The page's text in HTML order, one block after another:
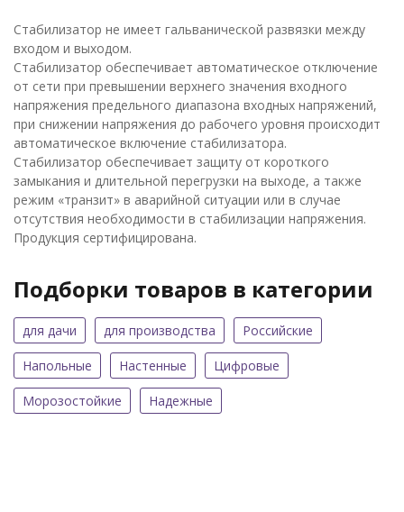
Стабилизатор не имеет гальванической развязки между
входом и выходом.
Стабилизатор обеспечивает автоматическое отключение
от сети при превышении верхнего значения входного
напряжения предельного диапазона входных напряжений,
при снижении напряжения до рабочего уровня происходит
автоматическое включение стабилизатора.
Стабилизатор обеспечивает защиту от короткого
замыкания и длительной перегрузки на выходе, а также
режим «транзит» в аварийной ситуации или в случае
отсутствия необходимости в стабилизации напряжения.
Продукция сертифицирована.
Подборки товаров в категории
для дачи для производства Российские
Напольные Настенные Цифровые
Морозостойкие Надежные